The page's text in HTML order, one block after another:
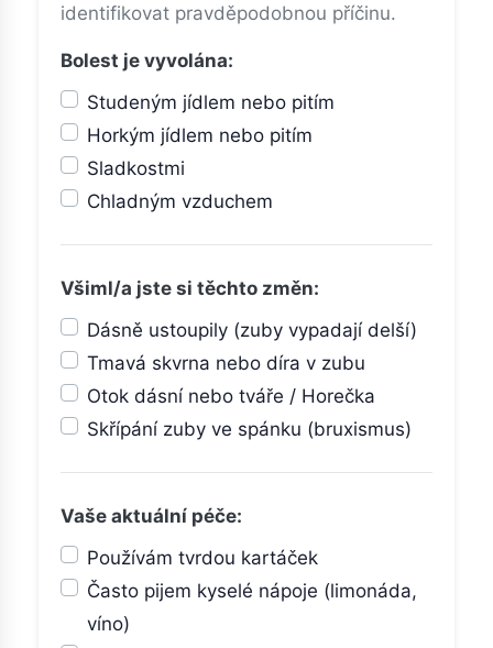
identifikovat pravděpodobnou příčinu.
Bolest je vyvolána:
Studeným jídlem nebo pitím
Horkým jídlem nebo pitím
Sladkostmi
Chladným vzduchem
Všiml/a jste si těchto změn:
Dásně ustoupily (zuby vypadají delší)
Tmavá skvrna nebo díra v zubu
Otok dásní nebo tváře / Horečka
Skřípání zuby ve spánku (bruxismus)
Vaše aktuální péče:
Používám tvrdou kartáček
Často pijem kyselé nápoje (limonáda,
víno)